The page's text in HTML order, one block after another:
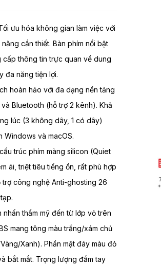
ưu hóa không gian làm việc với
cần thiết. Bàn phím nổi bật
cấp thông tin trực quan về dung
đa năng tiện lợi.
hoàn hảo với đa dạng nền tảng
Bluetooth (hỗ trợ 2 kênh). Khả
lúc (3 không dây, 1 có dây)
Windows và macOS.
trúc phím màng silicon (Quiet
ái, triệt tiêu tiếng ồn, rất phù hợp
công nghệ Anti-ghosting 26
nhấn thẩm mỹ đến từ lớp vỏ trên
mang tông màu trắng/xám chủ
Xanh). Phần mặt đáy màu đỏ
bắt mắt. Trọng lượng đầm tay